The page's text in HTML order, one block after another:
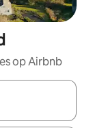
op Airbnb
je een keuze